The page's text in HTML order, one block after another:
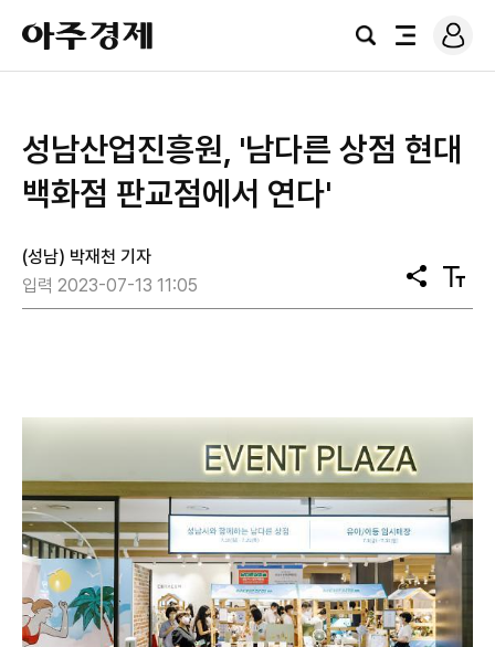
아
주
경
검
전
로
그
성남산업진흥원, '남다른 상점 현대
백화점 판교점에서 연다'
(성남) 박재천 기자
입력 2023-07-13 11:05
공
유
텍
스